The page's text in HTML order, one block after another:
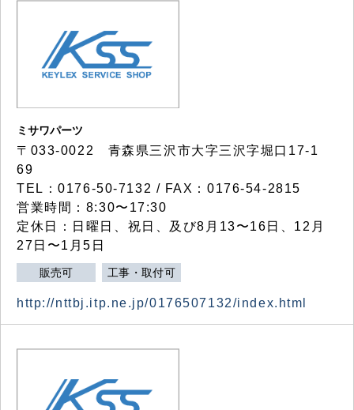
ミサワパーツ
〒033-0022 青森県三沢市大字三沢字堀口17-1
69
TEL：0176-50-7132 / FAX：0176-54-2815
営業時間：8:30〜17:30
定休日：日曜日、祝日、及び8月13〜16日、12月
27日〜1月5日
販売可 工事・取付可
http://nttbj.itp.ne.jp/0176507132/index.html